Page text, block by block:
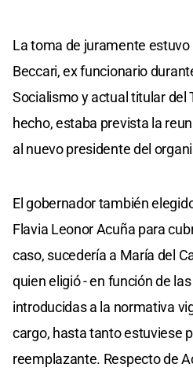
La toma de juramente estuvo
Beccari, ex funcionario
Socialismo y actual titular del
hecho, estaba prevista la
al nuevo presidente del
El gobernador también
Flavia Leonor Acuña para
caso, sucedería a María del
quien eligió - en función de
introducidas a la normativa
cargo, hasta tanto estuviese
reemplazante. Respecto de